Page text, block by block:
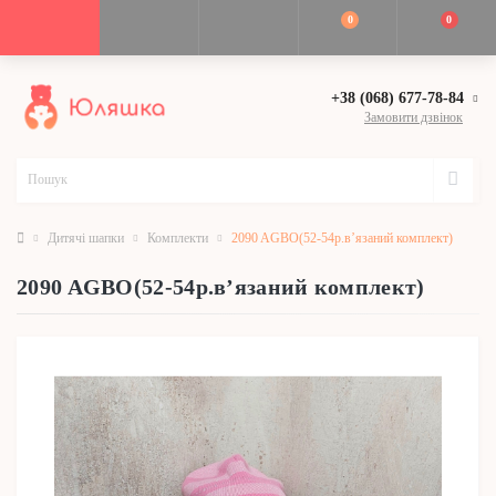
0 0
+38 (068) 677-78-84
Замовити дзвінок
Дитячі шапки Комплекти 2090 AGBO(52-54р.в’язаний комплект)
2090 AGBO(52-54р.в’язаний комплект)